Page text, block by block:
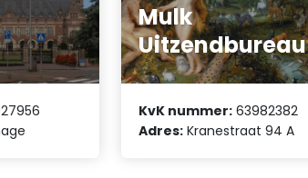
Mulk
Uitzendbureau
KvK nummer: 63982382
Adres: Kranestraat 94 A